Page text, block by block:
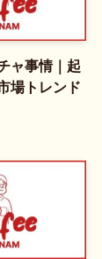
ャ事情｜起
場トレンド